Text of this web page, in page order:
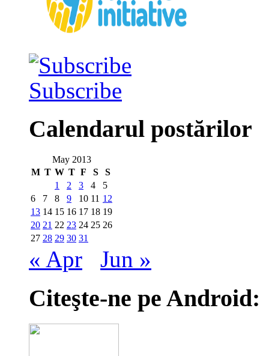
Subscribe
Calendarul postărilor
May 2013
M T W T F S
S
1
2 3 4
5
6
7 8 9 10 11 12
13 14 15 16 17 18 19
20 21 22 23 24 25 26
27 28 29 30 31
« Apr Jun »
Citeşte-ne pe Android: